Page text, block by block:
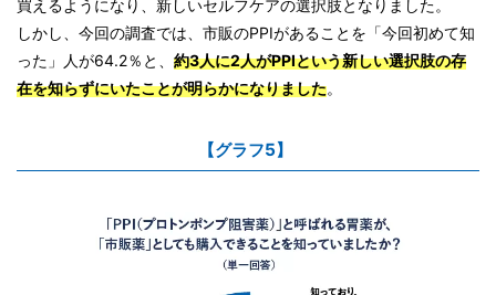
買えるようになり、新しいセルフケアの選択肢となりました。
しかし、今回の調査では、市販のPPIがあることを「今回初めて知
った」人が64.2％と、 約3人に2人がPPIという新しい選択肢の存
在を知らずにいたことが明らかになりました。
【グラフ5】